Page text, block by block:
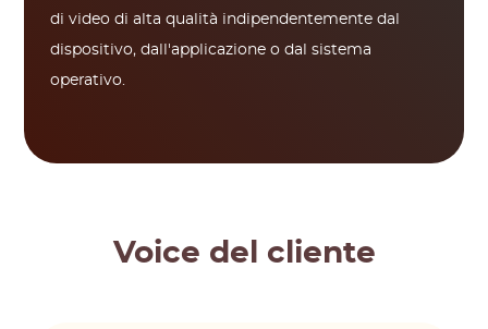
di video di alta qualità indipendentemente dal
dispositivo, dall'applicazione o dal sistema
operativo.
Voice del cliente